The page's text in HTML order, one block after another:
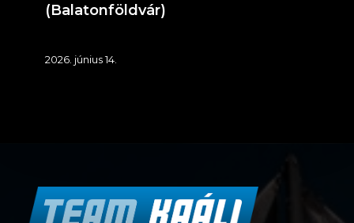
(Balatonföldvár)
2026. június 14.